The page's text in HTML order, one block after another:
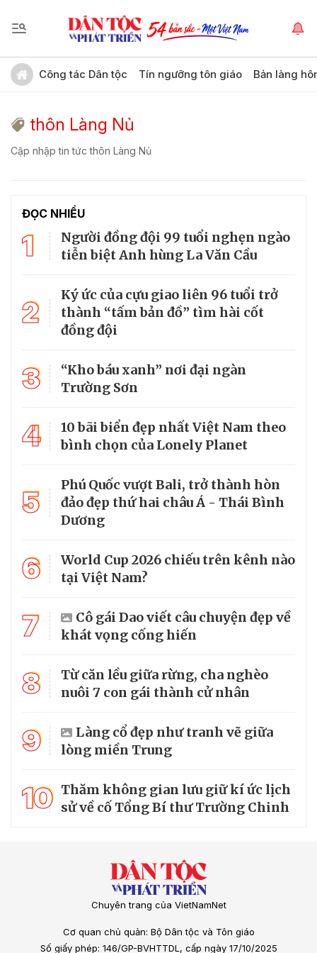
Công tác Dân tộc Tín ngưỡng tôn giáo Bản làng
thôn Làng Nủ
Cập nhập tin tức thôn Làng Nủ
ĐỌC NHIỀU
1
Người đồng đội 99 tuổi nghẹn ngào
tiễn biệt Anh hùng La Văn Cầu
2
Ký ức của cựu giao liên 96 tuổi trở
thành “tấm bản đồ” tìm hài cốt
đồng đội
3
“Kho báu xanh” nơi đại ngàn
Trường Sơn
4
10 bãi biển đẹp nhất Việt Nam theo
bình chọn của Lonely Planet
5
Phú Quốc vượt Bali, trở thành hòn
đảo đẹp thứ hai châu Á - Thái Bình
Dương
6
World Cup 2026 chiếu trên kênh nào
tại Việt Nam?
7
Cô gái Dao viết câu chuyện đẹp về
khát vọng cống hiến
8
Từ căn lều giữa rừng, cha nghèo
nuôi 7 con gái thành cử nhân
9
Làng cổ đẹp như tranh vẽ giữa
lòng miền Trung
10 Thăm không gian lưu giữ kí ức lịch
sử về cố Tổng Bí thư Trường Chinh
Chuyên trang của VietNamNet
Cơ quan chủ quản: Bộ Dân tộc và Tôn giáo
Số giấy phép: 146/GP-BVHTTDL, cấp ngày 17/10/2025